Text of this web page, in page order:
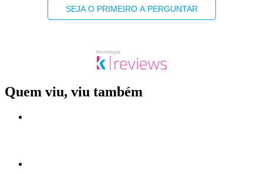
SEJA O PRIMEIRO A PERGUNTAR
Quem viu, viu também